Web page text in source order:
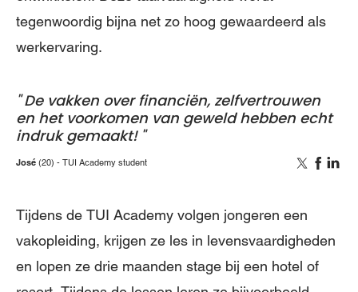
tegenwoordig bijna net zo hoog gewaardeerd als
werkervaring.
De vakken over financiën, zelfvertrouwen
en het voorkomen van geweld hebben echt
indruk gemaakt!
José (20) TUI Academy student
Tijdens de TUI Academy volgen jongeren een
vakopleiding, krijgen ze les in levensvaardigheden
en lopen ze drie maanden stage bij een hotel of